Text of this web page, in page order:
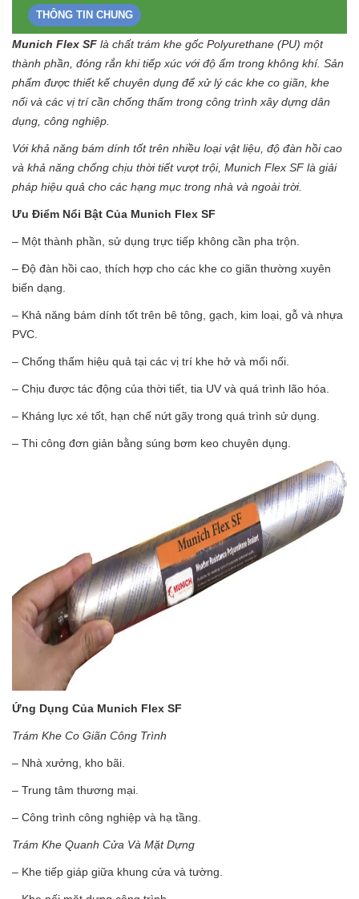
THÔNG TIN CHUNG
Munich Flex SF là chất trám khe gốc Polyurethane (PU) một
thành phần, đóng rắn khi tiếp xúc với độ ẩm trong không khí. Sản
phẩm được thiết kế chuyên dụng để xử lý các khe co giãn, khe
nối và các vị trí cần chống thấm trong công trình xây dựng dân
dụng, công nghiệp.
Với khả năng bám dính tốt trên nhiều loại vật liệu, độ đàn hồi cao
và khả năng chống chịu thời tiết vượt trội, Munich Flex SF là giải
pháp hiệu quả cho các hạng mục trong nhà và ngoài trời.
Ưu Điểm Nổi Bật Của Munich Flex SF
– Một thành phần, sử dụng trực tiếp không cần pha trộn.
– Độ đàn hồi cao, thích hợp cho các khe co giãn thường xuyên
biến dạng.
– Khả năng bám dính tốt trên bê tông, gạch, kim loại, gỗ và nhựa
PVC.
– Chống thấm hiệu quả tại các vị trí khe hở và mối nối.
– Chịu được tác động của thời tiết, tia UV và quá trình lão hóa.
– Kháng lực xé tốt, hạn chế nứt gãy trong quá trình sử dụng.
– Thi công đơn giản bằng súng bơm keo chuyên dụng.
Ứng Dụng Của Munich Flex SF
Trám Khe Co Giãn Công Trình
– Nhà xưởng, kho bãi.
– Trung tâm thương mại.
– Công trình công nghiệp và hạ tầng.
Trám Khe Quanh Cửa Và Mặt Dựng
– Khe tiếp giáp giữa khung cửa và tường.